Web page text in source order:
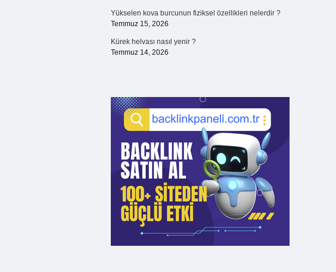
Yükselen kova burcunun fiziksel özellikleri nelerdir ?
Temmuz 15, 2026
Kürek helvası nasıl yenir ?
Temmuz 14, 2026